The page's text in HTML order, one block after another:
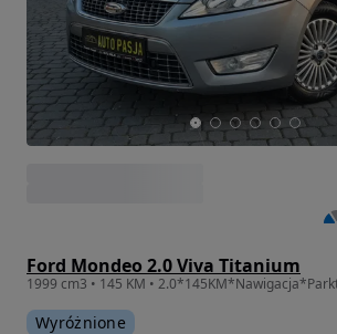
Ford Mondeo 2.0 Viva Titanium
Wyróżnione